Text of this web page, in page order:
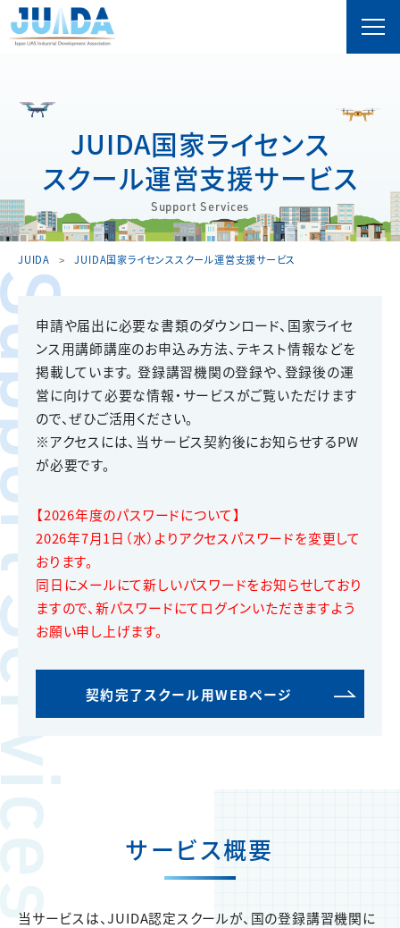
JUIDA国家ライセンス
スクール運営支援サービス
Support Services
JUIDA JUIDA国家ライセンススクール運営支援サービス
申請や届出に必要な書類のダウンロード、国家ライセ
ンス用講師講座のお申込み方法、テキスト情報などを
掲載しています。 登録講習機関の登録や、登録後の運
営に向けて必要な情報・サービスがご覧いただけます
ので、ぜひご活用ください。
※アクセスには、当サービス契約後にお知らせするPW
が必要です。
【2026年度のパスワードについて】
2026年7月1日（水）よりアクセスパスワードを変更して
おります。
同日にメールにて新しいパスワードをお知らせしており
ますので、新パスワードにてログインいただきますよう
お願い申し上げます。
契約完了スクール用WEBページ
サービス概要
当サービスは、JUIDA認定スクールが、国の登録講習機関に